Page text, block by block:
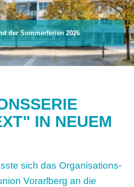
der Sommerferien 2026
IN NEUEM
sich das Organisations-
Vorarlberg an die